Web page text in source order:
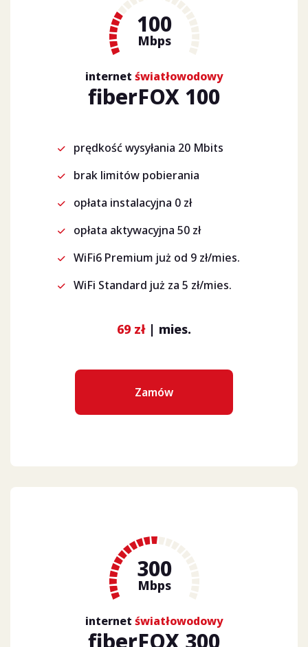
100
Mbps
internet światłowodowy
fiberFOX 100
prędkość wysyłania 20 Mbits
brak limitów pobierania
opłata instalacyjna 0 zł
opłata aktywacyjna 50 zł
WiFi6 Premium już od 9 zł/mies.
WiFi Standard już za 5 zł/mies.
69 zł | mies.
Zamów
300
Mbps
internet światłowodowy